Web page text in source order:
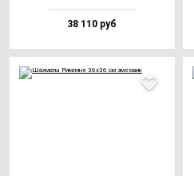
38 110 руб